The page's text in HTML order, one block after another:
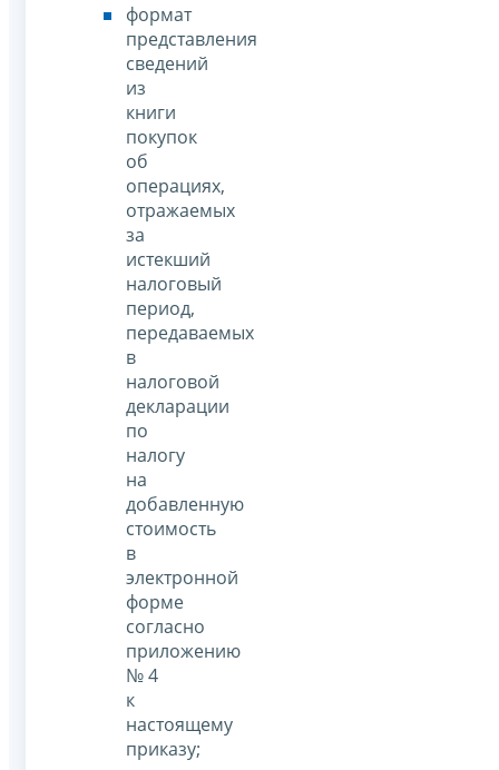
формат
представления
сведений
из
книги
покупок
об
операциях,
отражаемых
за
истекший
налоговый
период,
передаваемых
в
налоговой
декларации
по
налогу
на
добавленную
стоимость
в
электронной
форме
согласно
приложению
№ 4
к
настоящему
приказу;